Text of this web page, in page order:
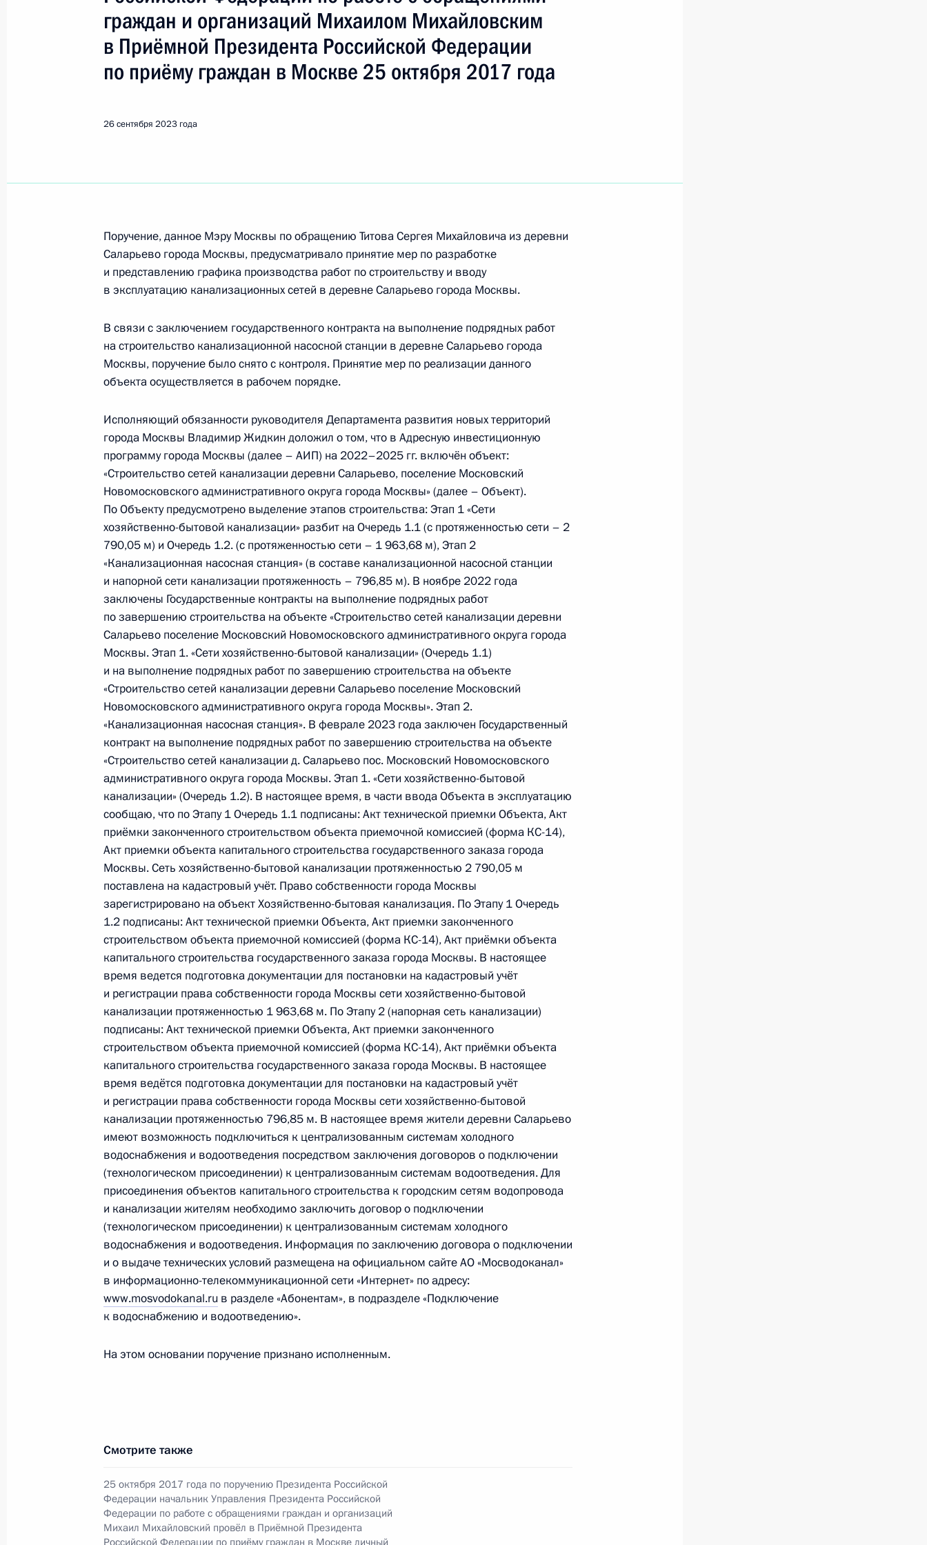
Продлён контроль исполнения поручения, данного по итогам личного приёма
в режиме видео-конференц-связи жительницы Иркутской области, проведённого
по поручению Президента Российской Федерации помощником Президента
Федерации Дмитрием Калимулиным в Приёмной Президента Российской
О ходе принятия мер по итогам личного приёма в режиме видео-конференц-связи
жительницы города Москвы, проведённого по поручению Президента Российской
Федерации начальником Управления Президента Российской Федерации по работе
с обращениями граждан и организаций Михаилом Михайловским в Приёмной
27 сентября 2023 года, 19:14
О ходе исполнения поручения, данного по итогам личного приёма в режиме видео-
конференц-связи жителя города Москвы, проведённого по поручению Президента
Российской Федерации начальником Управления Президента Российской
Федерации по вопросам противодействия коррупции в Приёмной Президента
Российской Федерации по приёму граждан в Москве 2 апреля 2021 года
27 сентября 2023 года, 19:12
О ходе исполнения поручения, данного по итогам личного приёма в режиме видео-
конференц-связи жительницы Курганской области, проведённого по поручению
Президента Российской Федерации помощником Президента Российской
Федерации Андреем Фурсенко в Приёмной Президента Российской Федерации
по приёму граждан в Москве 13 января 2023 года
27 сентября 2023 года, 19:11
О ходе исполнения поручения, данного по итогам личного приёма в режиме видео-
конференц-связи жительницы Костромской области проведённого по поручению
Президента Российской Федерации начальником Управления информационного
и документационного обеспечения Президента Российской Федерации Антоном
Федоровым в Приёмной Президента Российской Федерации по приёму граждан
в Москве 7 июля 2023 года
27 сентября 2023 года, 19:09
О ходе исполнения поручения, данного по итогам личного приёма в режиме видео-
конференц-связи жительницы Удмуртской Республики, проведённого по поручению
Президента Российской Федерации советником Президента Российской Федерации
Валерием Фадеевым в Приёмной Президента Российской Федерации по приёму
граждан в Москве 15 июля 2022 года
27 сентября 2023 года, 19:08
О ходе исполнения поручения, данного по итогам личного приёма в режиме видео-
конференц-связи жительницы Алтайского края, проведённого по поручению
Президента Российской Федерации советником Президента Российской Федерации
Владимиром Толстым в Приёмной Президента Российской Федерации по приёму
граждан в Москве 22 ноября 2022 года
27 сентября 2023 года, 19:05
О ходе исполнения поручения, данного по итогам личного приёма в режиме видео-
конференц-связи жительницы Кировской области, проведённого по поручению
Президента Российской Федерации советником Президента Российской Федерации
Владимиром Толстым в Приёмной Президента Российской Федерации по приёму
граждан в Москве 21 февраля 2023 года
27 сентября 2023 года, 19:04
Смирновым в Приёмной Президента Российской Федерации по приёму граждан
27 сентября 2023 года, 19:02
граждан и организаций Михаилом Михайловским
в Приёмной Президента Российской Федерации
по приёму граждан в Москве 25 октября 2017 года
26 сентября 2023 года
Поручение, данное Мэру Москвы по обращению Титова Сергея Михайловича из деревни
Саларьево города Москвы, предусматривало принятие мер по разработке
и представлению графика производства работ по строительству и вводу
в эксплуатацию канализационных сетей в деревне Саларьево города Москвы.
В связи с заключением государственного контракта на выполнение подрядных работ
на строительство канализационной насосной станции в деревне Саларьево города
Москвы, поручение было снято с контроля. Принятие мер по реализации данного
объекта осуществляется в рабочем порядке.
Исполняющий обязанности руководителя Департамента развития новых территорий
города Москвы Владимир Жидкин доложил о том, что в Адресную инвестиционную
программу города Москвы (далее – АИП) на 2022–2025 гг. включён объект:
«Строительство сетей канализации деревни Саларьево, поселение Московский
Новомосковского административного округа города Москвы» (далее – Объект).
По Объекту предусмотрено выделение этапов строительства: Этап 1 «Сети
хозяйственно-бытовой канализации» разбит на Очередь 1.1 (с протяженностью сети – 2
790,05 м) и Очередь 1.2. (с протяженностью сети – 1 963,68 м), Этап 2
«Канализационная насосная станция» (в составе канализационной насосной станции
и напорной сети канализации протяженность – 796,85 м). В ноябре 2022 года
заключены Государственные контракты на выполнение подрядных работ
по завершению строительства на объекте «Строительство сетей канализации деревни
Саларьево поселение Московский Новомосковского административного округа города
Москвы. Этап 1. «Сети хозяйственно-бытовой канализации» (Очередь 1.1)
и на выполнение подрядных работ по завершению строительства на объекте
«Строительство сетей канализации деревни Саларьево поселение Московский
Новомосковского административного округа города Москвы». Этап 2.
«Канализационная насосная станция». В феврале 2023 года заключен Государственный
контракт на выполнение подрядных работ по завершению строительства на объекте
«Строительство сетей канализации д. Саларьево пос. Московский Новомосковского
административного округа города Москвы. Этап 1. «Сети хозяйственно-бытовой
канализации» (Очередь 1.2). В настоящее время, в части ввода Объекта в эксплуатацию
сообщаю, что по Этапу 1 Очередь 1.1 подписаны: Акт технической приемки Объекта, Акт
приёмки законченного строительством объекта приемочной комиссией (форма КС-14),
Акт приемки объекта капитального строительства государственного заказа города
Москвы. Сеть хозяйственно-бытовой канализации протяженностью 2 790,05 м
поставлена на кадастровый учёт. Право собственности города Москвы
зарегистрировано на объект Хозяйственно-бытовая канализация. По Этапу 1 Очередь
1.2 подписаны: Акт технической приемки Объекта, Акт приемки законченного
строительством объекта приемочной комиссией (форма КС-14), Акт приёмки объекта
капитального строительства государственного заказа города Москвы. В настоящее
время ведется подготовка документации для постановки на кадастровый учёт
и регистрации права собственности города Москвы сети хозяйственно-бытовой
канализации протяженностью 1 963,68 м. По Этапу 2 (напорная сеть канализации)
подписаны: Акт технической приемки Объекта, Акт приемки законченного
строительством объекта приемочной комиссией (форма КС-14), Акт приёмки объекта
капитального строительства государственного заказа города Москвы. В настоящее
время ведётся подготовка документации для постановки на кадастровый учёт
и регистрации права собственности города Москвы сети хозяйственно-бытовой
канализации протяженностью 796,85 м. В настоящее время жители деревни Саларьево
имеют возможность подключиться к централизованным системам холодного
водоснабжения и водоотведения посредством заключения договоров о подключении
(технологическом присоединении) к централизованным системам водоотведения. Для
присоединения объектов капитального строительства к городским сетям водопровода
и канализации жителям необходимо заключить договор о подключении
(технологическом присоединении) к централизованным системам холодного
водоснабжения и водоотведения. Информация по заключению договора о подключении
и о выдаче технических условий размещена на официальном сайте АО «Мосводоканал»
в информационно-телекоммуникационной сети «Интернет» по адресу:
www.mosvodokanal.ru в разделе «Абонентам», в подразделе «Подключение
к водоснабжению и водоотведению».
На этом основании поручение признано исполненным.
Смотрите также
25 октября 2017 года по поручению Президента Российской
Федерации начальник Управления Президента Российской
Федерации по работе с обращениями граждан и организаций
Михаил Михайловский провёл в Приёмной Президента
Российской Федерации по приёму граждан в Москве личный